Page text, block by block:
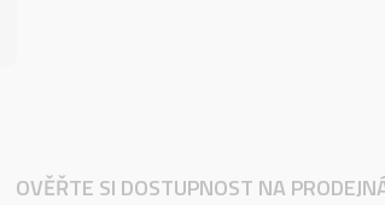
OVĚŘTE SI DOSTUPNOST NA